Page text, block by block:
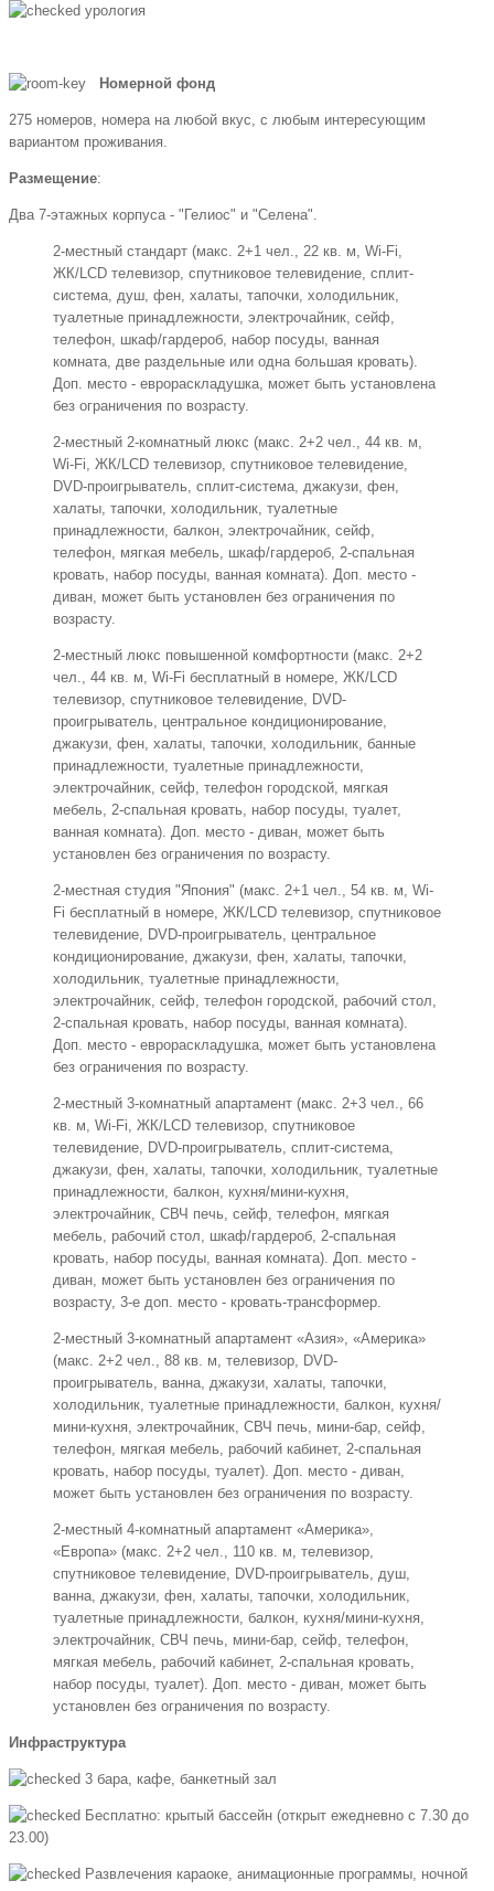
урология
Номерной фонд
275 номеров, номера на любой вкус, с любым интересующим
вариантом проживания.
Размещение:
Два 7-этажных корпуса - "Гелиос" и "Селена".
2-местный стандарт (макс. 2+1 чел., 22 кв. м, Wi-Fi,
ЖК/LCD телевизор, спутниковое телевидение, сплит-
система, душ, фен, халаты, тапочки, холодильник,
туалетные принадлежности, электрочайник, сейф,
телефон, шкаф/гардероб, набор посуды, ванная
комната, две раздельные или одна большая кровать).
Доп. место - еврораскладушка, может быть установлена
без ограничения по возрасту.
2-местный 2-комнатный люкс (макс. 2+2 чел., 44 кв. м,
Wi-Fi, ЖК/LCD телевизор, спутниковое телевидение,
DVD-проигрыватель, сплит-система, джакузи, фен,
халаты, тапочки, холодильник, туалетные
принадлежности, балкон, электрочайник, сейф,
телефон, мягкая мебель, шкаф/гардероб, 2-спальная
кровать, набор посуды, ванная комната). Доп. место -
диван, может быть установлен без ограничения по
возрасту.
2-местный люкс повышенной комфортности (макс. 2+2
чел., 44 кв. м, Wi-Fi бесплатный в номере, ЖК/LCD
телевизор, спутниковое телевидение, DVD-
проигрыватель, центральное кондиционирование,
джакузи, фен, халаты, тапочки, холодильник, банные
принадлежности, туалетные принадлежности,
электрочайник, сейф, телефон городской, мягкая
мебель, 2-спальная кровать, набор посуды, туалет,
ванная комната). Доп. место - диван, может быть
установлен без ограничения по возрасту.
2-местная студия "Япония" (макс. 2+1 чел., 54 кв. м, Wi-
Fi бесплатный в номере, ЖК/LCD телевизор, спутниковое
телевидение, DVD-проигрыватель, центральное
кондиционирование, джакузи, фен, халаты, тапочки,
холодильник, туалетные принадлежности,
электрочайник, сейф, телефон городской, рабочий стол,
2-спальная кровать, набор посуды, ванная комната).
Доп. место - еврораскладушка, может быть установлена
без ограничения по возрасту.
2-местный 3-комнатный апартамент (макс. 2+3 чел., 66
кв. м, Wi-Fi, ЖК/LCD телевизор, спутниковое
телевидение, DVD-проигрыватель, сплит-система,
джакузи, фен, халаты, тапочки, холодильник, туалетные
принадлежности, балкон, кухня/мини-кухня,
электрочайник, СВЧ печь, сейф, телефон, мягкая
мебель, рабочий стол, шкаф/гардероб, 2-спальная
кровать, набор посуды, ванная комната). Доп. место -
диван, может быть установлен без ограничения по
возрасту, 3-е доп. место - кровать-трансформер.
2-местный 3-комнатный апартамент «Азия», «Америка»
(макс. 2+2 чел., 88 кв. м, телевизор, DVD-
проигрыватель, ванна, джакузи, халаты, тапочки,
холодильник, туалетные принадлежности, балкон, кухня/
мини-кухня, электрочайник, СВЧ печь, мини-бар, сейф,
телефон, мягкая мебель, рабочий кабинет, 2-спальная
кровать, набор посуды, туалет). Доп. место - диван,
может быть установлен без ограничения по возрасту.
2-местный 4-комнатный апартамент «Америка»,
«Европа» (макс. 2+2 чел., 110 кв. м, телевизор,
спутниковое телевидение, DVD-проигрыватель, душ,
ванна, джакузи, фен, халаты, тапочки, холодильник,
туалетные принадлежности, балкон, кухня/мини-кухня,
электрочайник, СВЧ печь, мини-бар, сейф, телефон,
мягкая мебель, рабочий кабинет, 2-спальная кровать,
набор посуды, туалет). Доп. место - диван, может быть
установлен без ограничения по возрасту.
Инфраструктура
3 бара, кафе, банкетный зал
Бесплатно: крытый бассейн (открыт ежедневно с 7.30 до
23.00)
Развлечения караоке, анимационные программы, ночной